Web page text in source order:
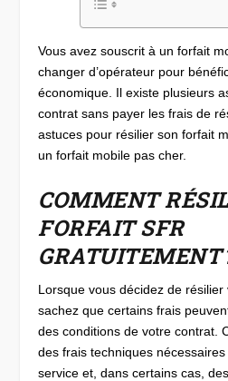
Vous avez souscrit à un forfait
changer d’opérateur pour
économique. Il existe plusieurs
contrat sans payer les frais de
astuces pour résilier son forfait
un forfait mobile pas cher.
COMMENT
FORFAIT SFR
GRATUITEMENT
Lorsque vous décidez de résilier
sachez que certains frais
des conditions de votre contrat.
des frais techniques
service et, dans certains cas,